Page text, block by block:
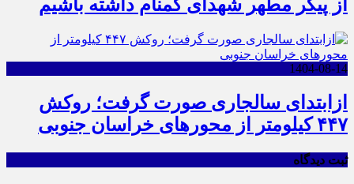
از پیکر مطهر شهدای گمنام داشته باشیم
1404-08-14
ازابتدای سالجاری صورت گرفت؛ روکش
۴۴۷ کیلومتر از محورهای خراسان جنوبی
ثبت دیدگاه